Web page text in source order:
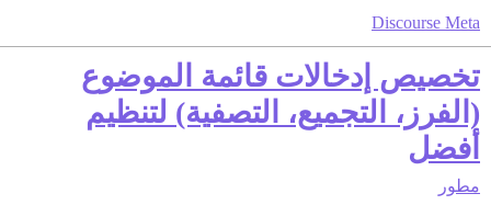
Discourse Meta
تخصيص إدخالات قائمة الموضوع
(الفرز، التجميع، التصفية) لتنظيم
أفضل
مطور